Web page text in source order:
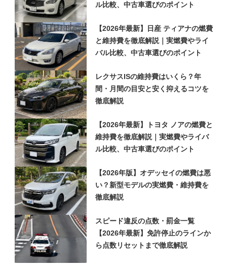
ル比較、中古車選びのポイント
【2026年最新】日産 ティアナの燃費
と維持費を徹底解説｜実燃費やライ
バル比較、中古車選びのポイント
レクサスISの維持費はいくら？年
間・月間の目安と安く抑えるコツを
徹底解説
【2026年最新】トヨタ ノアの燃費と
維持費を徹底解説｜実燃費やライバ
ル比較、中古車選びのポイント
【2026年版】オデッセイの燃費は悪
い？新型モデルの実燃費・維持費を
徹底解説
スピード違反の点数・罰金一覧
【2026年最新】免許停止のラインか
ら点数リセットまで徹底解説